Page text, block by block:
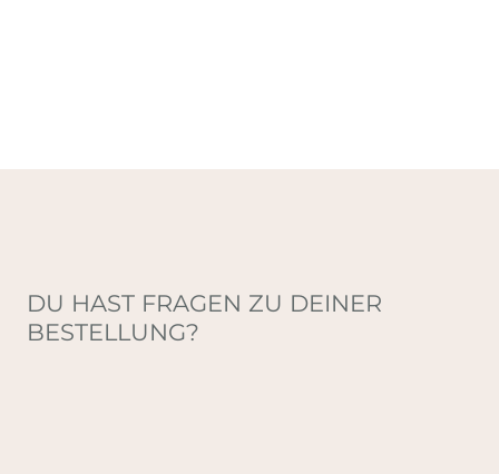
DU HAST FRAGEN ZU DEINER
BESTELLUNG?